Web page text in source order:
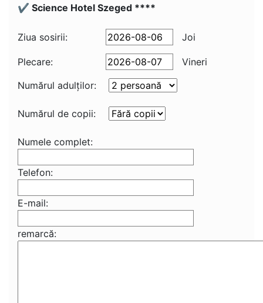
✔️ Science Hotel Szeged ****
Ziua sosirii: Joi
Plecare:
Vineri
Numărul adulţilor:
Numărul de copii:
Numele complet:
Telefon:
E-mail:
remarcă: